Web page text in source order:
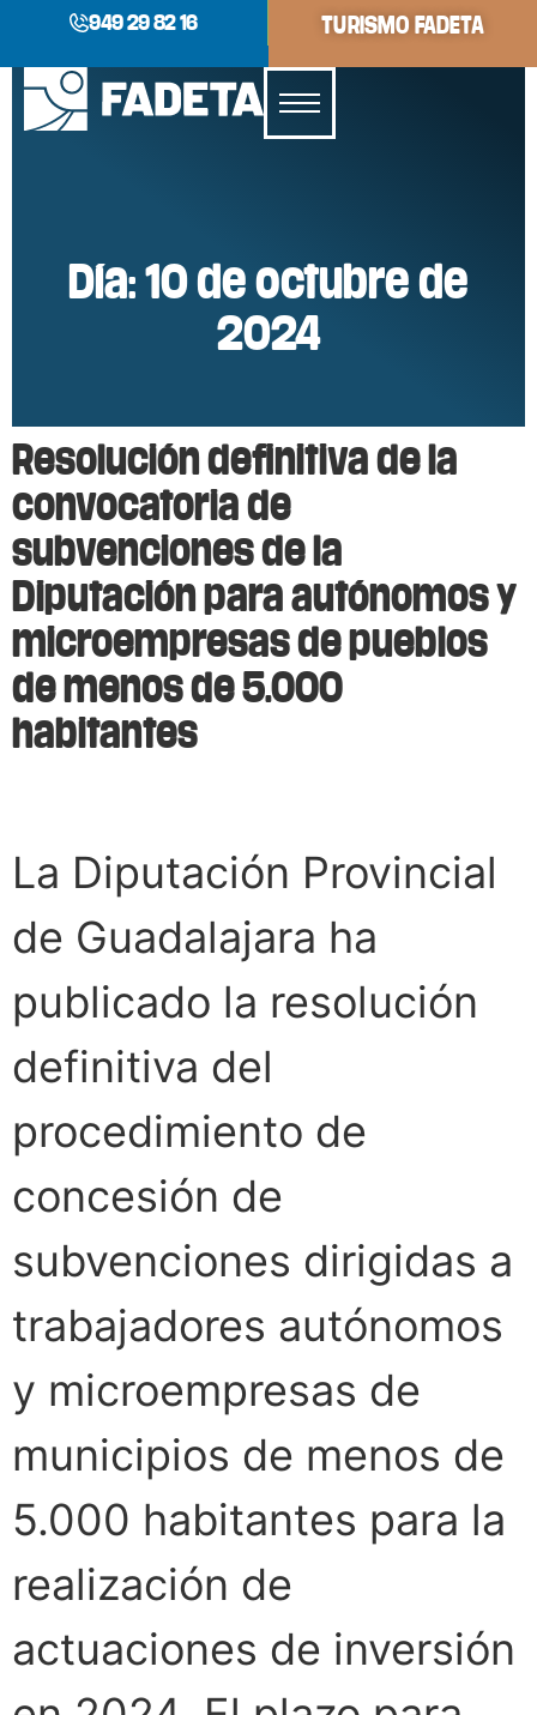
949 29 82 16 TURISMO FADETA
Día: 10 de octubre de
2024
Resolución definitiva de la
convocatoria de
subvenciones de la
Diputación para autónomos y
microempresas de pueblos
de menos de 5.000
habitantes
La Diputación Provincial
de Guadalajara ha
publicado la resolución
definitiva del
procedimiento de
concesión de
subvenciones dirigidas a
trabajadores autónomos
y microempresas de
municipios de menos de
5.000 habitantes para la
realización de
actuaciones de inversión